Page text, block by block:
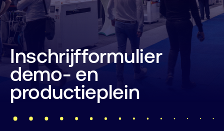
Inschrijfformulier
demo- en
productieplein